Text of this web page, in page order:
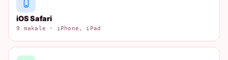
iOS Safari
9 makale · iPhone, iPad